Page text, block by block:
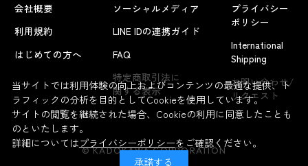
よくあるお問い合わせ
会社概要
利用規約
はじめての方へ
ソーシャルメディア
LINE IDの連携ガイド
FAQ
特定商取引法に
関する表示
プライバシー
ポリシー
International
Shipping
お問い合わせ/
リクエスト
© KADOKAWA CORPORATION
当サイトでは利用体験の向上およびコンテンツの最適な提供、ト
ラフィックの分析を目的としてCookieを使用しています。
サイトの閲覧を継続された場合、Cookieの利用に同意したことも
のといたします。
詳細についてはプライバシーポリシーをご確認ください。
承諾する